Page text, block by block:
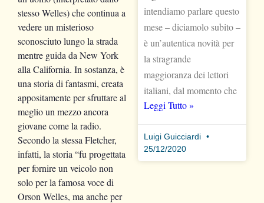
stesso Welles) che continua a
vedere un misterioso
sconosciuto lungo la strada
mentre guida da New York
alla California. In sostanza, è
una storia di fantasmi, creata
appositamente per sfruttare al
meglio un mezzo ancora
giovane come la radio.
Secondo la stessa Fletcher,
infatti, la storia “fu progettata
per fornire un veicolo non
solo per la famosa voce di
Orson Welles, ma anche per
intendiamo parlare questo
mese – diciamolo subito –
è un’autentica novità per
la stragrande
maggioranza dei lettori
italiani, dal momento che
Leggi Tutto »
Luigi Guicciardi
25/12/2020